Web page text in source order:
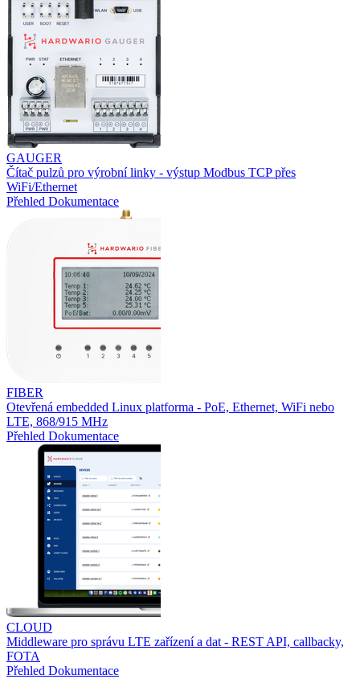
GAUGER
Čítač pulzů pro výrobní linky - výstup Modbus TCP přes
WiFi/Ethernet
Přehled Dokumentace
FIBER
Otevřená embedded Linux platforma - PoE, Ethernet, WiFi nebo
LTE, 868/915 MHz
Přehled Dokumentace
CLOUD
Middleware pro správu LTE zařízení a dat - REST API, callbacky,
FOTA
Přehled Dokumentace